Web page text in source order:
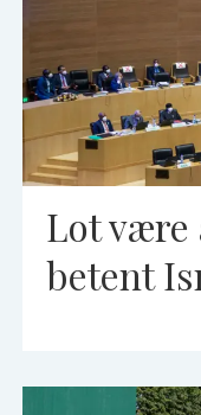
Lot være
betent